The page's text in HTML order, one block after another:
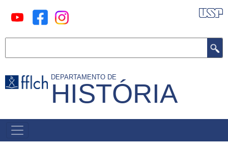
para
DEPARTAMENTO DE
HISTÓRIA
MAIN
MENU